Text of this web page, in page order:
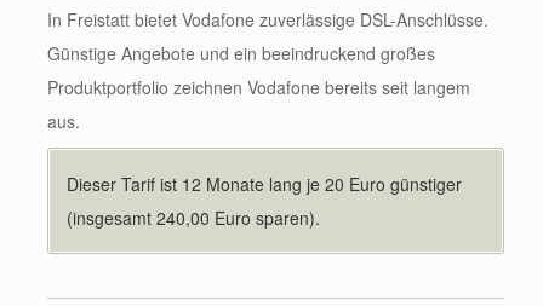
In Freistatt bietet Vodafone zuverlässige DSL-Anschlüsse.
Günstige Angebote und ein beeindruckend großes
Produktportfolio zeichnen Vodafone bereits seit langem
aus.
Dieser Tarif ist 12 Monate lang je 20 Euro günstiger
(insgesamt 240,00 Euro sparen).